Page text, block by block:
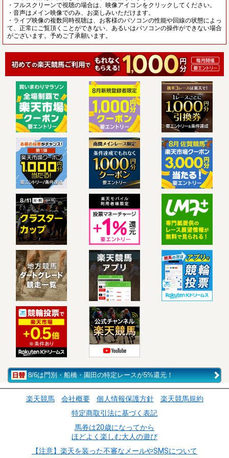
・フルスクリーンで視聴の場合は、映像アイコンをクリックしてください。
・音声はメイン映像でのみ、お楽しみいただけます。
・ライブ映像の複数同時視聴は、お客様のパソコンの性能や回線の状態によっ
て、正常にご覧頂くことができない、あるいはパソコンの操作ができない場合
がございます。予めご了承願います。
8/6は門別・船橋・園田の特定レースが5%還元！
楽天競馬 会社概要 個人情報保護方針
楽天競馬規約
特定商取引法に基づく表記
馬券は20歳になってから
ほどよく楽しむ大人の遊び
【注意】楽天を装った不審なメールやSMSについて